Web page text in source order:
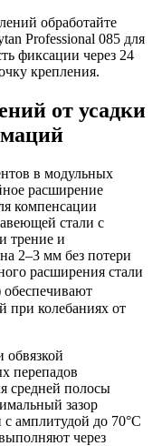
обработайте
Professional 085 для
фиксации через 24
крепления.
от усадки
в модульных
расширение
компенсации
стали с
трение и
2–3 мм без потери
расширения стали
обеспечивают
при колебаниях от
перепадов
средней полосы
зазор
амплитудой до 70°C
через